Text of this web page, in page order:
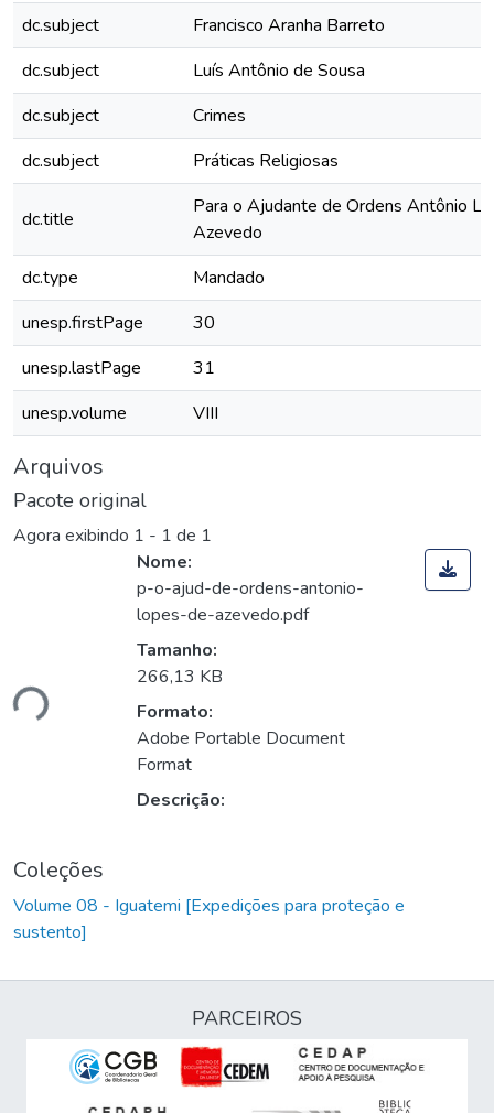
dc.subject
Francisco Aranha Barreto
dc.subject
Luís Antônio de Sousa
dc.subject
Crimes
dc.subject
Práticas Religiosas
dc.title
Para o Ajudante de Ordens Antônio
Azevedo
dc.type
Mandado
unesp.firstPage
30
unesp.lastPage
31
unesp.volume
VIII
Arquivos
Pacote original
Agora exibindo 1 - 1 de 1
Nome:
p-o-ajud-de-ordens-antonio-
lopes-de-azevedo.pdf
Tamanho:
266,13 KB
Formato:
Adobe Portable Document
Format
Descrição:
Coleções
Volume 08 - Iguatemi [Expedições para proteção e
sustento]
PARCEIROS